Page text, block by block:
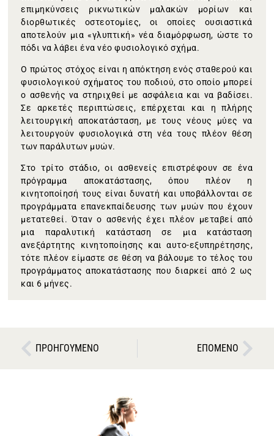
επιμηκύνσεις ρικνωτικών μαλακών μορίων και
διορθωτικές οστεοτομίες, οι οποίες ουσιαστικά
αποτελούν μια «γλυπτική» νέα διαμόρφωση, ώστε το
πόδι να λάβει ένα νέο φυσιολογικό σχήμα.
Ο πρώτος στόχος είναι η απόκτηση ενός σταθερού και
φυσιολογικού σχήματος του ποδιού, στο οποίο μπορεί
ο ασθενής να στηριχθεί με ασφάλεια και να βαδίσει.
Σε αρκετές περιπτώσεις, επέρχεται και η πλήρης
λειτουργική αποκατάσταση, με τους νέους μύες να
λειτουργούν φυσιολογικά στη νέα τους πλέον θέση
των παράλυτων μυών.
Στο τρίτο στάδιο, οι ασθενείς επιστρέφουν σε ένα
πρόγραμμα αποκατάστασης, όπου πλέον η
κινητοποίησή τους είναι δυνατή και υποβάλλονται σε
προγράμματα επανεκπαίδευσης των μυών που έχουν
μετατεθεί. Όταν ο ασθενής έχει πλέον μεταβεί από
μια παραλυτική κατάσταση σε μια κατάσταση
ανεξάρτητης κινητοποίησης και αυτο-εξυπηρέτησης,
τότε πλέον είμαστε σε θέση να βάλουμε το τέλος του
προγράμματος αποκατάστασης που διαρκεί από 2 ως
και 6 μήνες.
ΠΡΟΗΓΟΥΜΕΝΟ ΕΠΟΜΕΝΟ